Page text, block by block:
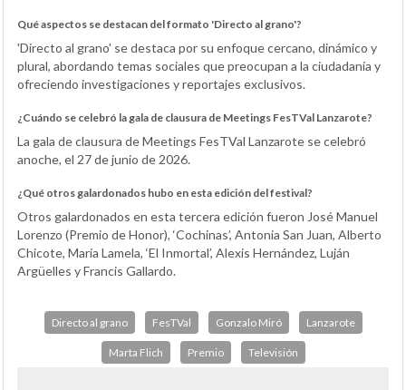
Qué aspectos se destacan del formato 'Directo al grano'?
'Directo al grano' se destaca por su enfoque cercano, dinámico y
plural, abordando temas sociales que preocupan a la ciudadanía y
ofreciendo investigaciones y reportajes exclusivos.
¿Cuándo se celebró la gala de clausura de Meetings FesTVal Lanzarote?
La gala de clausura de Meetings FesTVal Lanzarote se celebró
anoche, el 27 de junio de 2026.
¿Qué otros galardonados hubo en esta edición del festival?
Otros galardonados en esta tercera edición fueron José Manuel
Lorenzo (Premio de Honor), ‘Cochinas’, Antonia San Juan, Alberto
Chicote, María Lamela, ‘El Inmortal’, Alexis Hernández, Luján
Argüelles y Francis Gallardo.
Directo al grano FesTVal Gonzalo Miró Lanzarote
Marta Flich Premio Televisión